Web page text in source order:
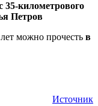
35-километрового
Петров
можно прочесть в
Источник